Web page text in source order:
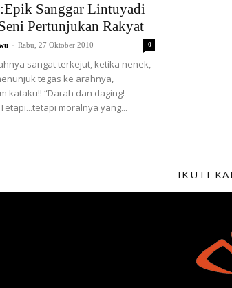
Sanggar Lintuyadi
Pertunjukan Rakyat
- Rabu, 27 Oktober 2010 0
sangat terkejut, ketika nenek,
tegas ke arahnya,
kataku!! “Darah dan daging!
moralnya yang...
IKUTI